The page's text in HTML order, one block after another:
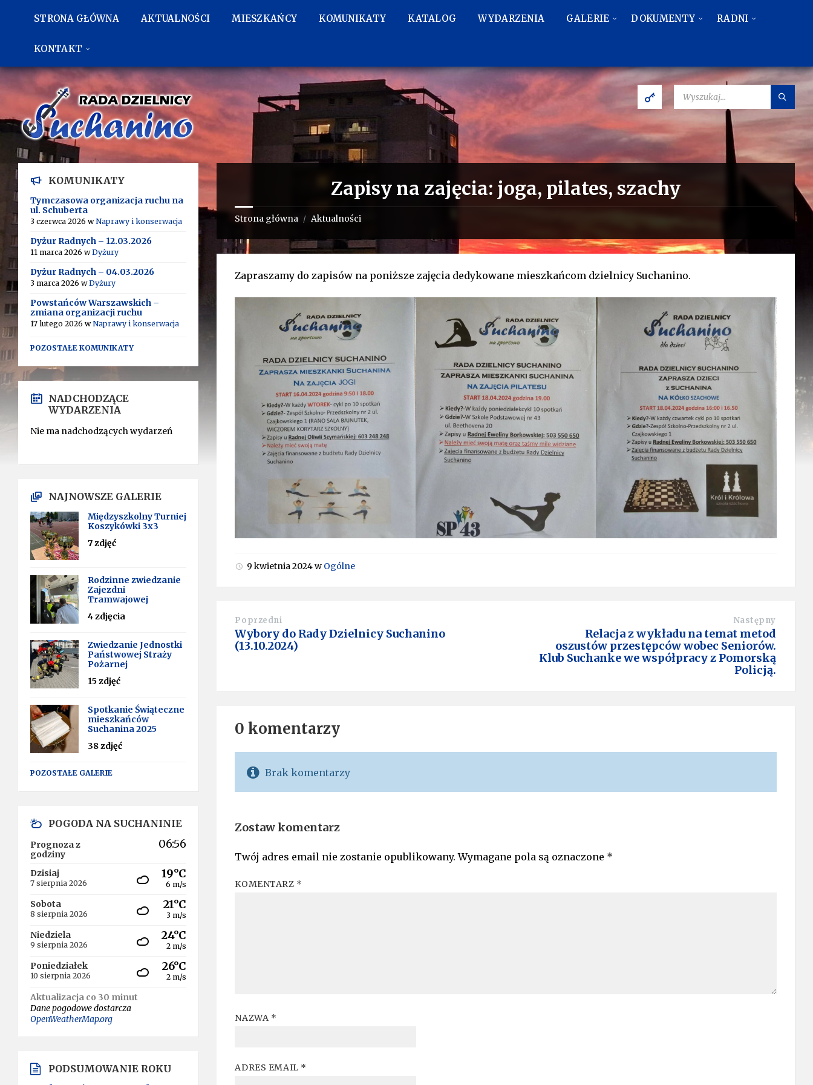
bocznego
STRONA GŁÓWNA AKTUALNOŚCI MIESZKAŃCY KOMUNIKATY KATALOG WYDARZENIA GALERIE DOKUMENTY RADNI
KONTAKT
Zapisy na zajęcia: joga, pilates, szachy
Strona główna / Aktualności
Zapraszamy do zapisów na poniższe zajęcia dedykowane mieszkańcom dzielnicy Suchanino.
9 kwietnia 2024w Ogólne
Poprzedni
Wybory do Rady Dzielnicy Suchanino
(13.10.2024)
Następny
Relacja z wykładu na temat metod
oszustów przestępców wobec Seniorów.
Klub Suchanke we współpracy z Pomorską
Policją.
0 komentarzy
Brak komentarzy
Zostaw komentarz
Twój adres email nie zostanie opublikowany. Wymagane pola są oznaczone *
KOMENTARZ *
NAZWA *
ADRES EMAIL *
KOMUNIKATY
Tymczasowa organizacja ruchu na
ul. Schuberta
3 czerwca 2026 wNaprawy i konserwacja
Dyżur Radnych – 12.03.2026
11 marca 2026 wDyżury
Dyżur Radnych – 04.03.2026
3 marca 2026 wDyżury
Powstańców Warszawskich –
zmiana organizacji ruchu
17 lutego 2026 wNaprawy i konserwacja
POZOSTAŁE KOMUNIKATY
NADCHODZĄCE
WYDARZENIA
Nie ma nadchodzących wydarzeń
NAJNOWSZE GALERIE
Międzyszkolny Turniej
Koszykówki 3x3
7 zdjęć
Rodzinne zwiedzanie
Zajezdni
Tramwajowej
4 zdjęcia
Zwiedzanie Jednostki
Państwowej Straży
Pożarnej
15 zdjęć
Spotkanie Świąteczne
mieszkańców
Suchanina 2025
38 zdjęć
POZOSTAŁE GALERIE
POGODA NA SUCHANINIE
Prognoza z
godziny
06:56
Dzisiaj
7 sierpnia 2026
19°C
6 m/s
Sobota
8 sierpnia 2026
21°C
3 m/s
Niedziela
9 sierpnia 2026
24°C
2 m/s
Poniedziałek
10 sierpnia 2026
26°C
2 m/s
Aktualizacja co 30 minut
Dane pogodowe dostarcza
OpenWeatherMap.org
PODSUMOWANIE ROKU